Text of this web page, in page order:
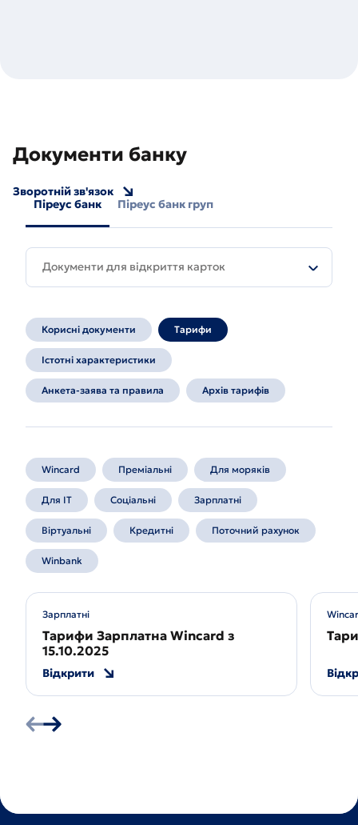
Документи банку
Зворотній зв'язок
Піреус банк
Піреус банк груп
Документи для відкриття карток
Корисні документи Тарифи
Істотні характеристики
Анкета-заява та правила Архів тарифів
Wincard Преміальні Для моряків
Для IT Соціальні Зарплатні
Віртуальні Кредитні Поточний рахунок
Winbank
Зарплатні
Тарифи Зарплатна Wincard з
15.10.2025
Відкрити
Наступний